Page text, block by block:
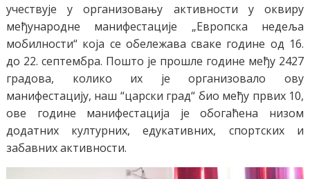
учествује у организовању активности у оквиру
међународне манифестације „Европска недеља
мобилности“ која се обележава сваке године од 16.
до 22. септембра. Пошто је прошле године међу 2427
градова, колико их је организовало ову
манифестацију, наш “царски град“ био међу првих 10,
ове године манифестација је обогаћена низом
додатних културних, едукативних, спортских и
забавних активности.